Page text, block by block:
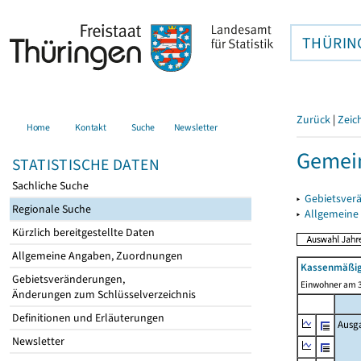
Home Kontakt Suche Newsletter
STATISTISCHE DATEN
Sachliche Suche
Regionale Suche
Kürzlich bereitgestellte Daten
Allgemeine Angaben, Zuordnungen
Gebietsveränderungen,
Änderungen zum Schlüsselverzeichnis
Definitionen und Erläuterungen
Newsletter
Zurück |
▸
▸
Einwohner am